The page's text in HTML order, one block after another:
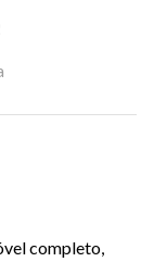
completo,